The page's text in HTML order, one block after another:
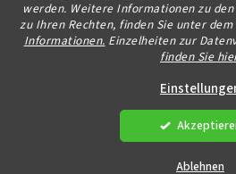
werden. Weitere Informationen zu
zu Ihren Rechten, finden Sie unter
Informationen. Einzelheiten zur
finden Sie
Ablehnen
Erstellt von
diagstore.de. Alle
Einstellungen